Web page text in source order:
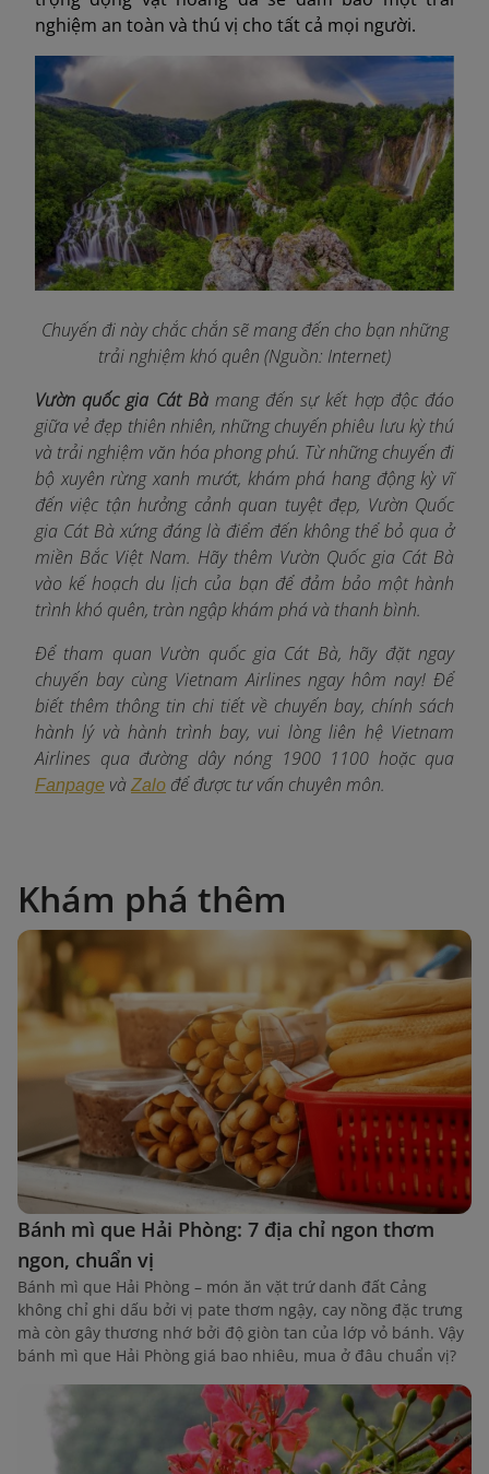
nghiệm an toàn và thú vị cho tất cả mọi người.
Chuyến đi này chắc chắn sẽ mang đến cho bạn những
trải nghiệm khó quên (Nguồn: Internet)
Vườn quốc gia Cát Bàmang đến sự kết hợp độc đáo
giữa vẻ đẹp thiên nhiên, những chuyến phiêu lưu kỳ thú
và trải nghiệm văn hóa phong phú. Từ những chuyến đi
bộ xuyên rừng xanh mướt, khám phá hang động kỳ vĩ
đến việc tận hưởng cảnh quan tuyệt đẹp, Vườn Quốc
gia Cát Bà xứng đáng là điểm đến không thể bỏ qua ở
miền Bắc Việt Nam. Hãy thêm Vườn Quốc gia Cát Bà
vào kế hoạch du lịch của bạn để đảm bảo một hành
trình khó quên, tràn ngập khám phá và thanh bình.
Để tham quan Vườn quốc gia Cát Bà, hãy đặt ngay
chuyến bay cùng Vietnam Airlines ngay hôm nay! Để
biết thêm thông tin chi tiết về chuyến bay, chính sách
hành lý và hành trình bay, vui lòng liên hệ Vietnam
Airlines qua đường dây nóng 1900 1100 hoặc qua
Fanpage và Zalo để được tư vấn chuyên môn.
Khám phá thêm
Bánh mì que Hải Phòng: 7 địa chỉ ngon thơm
ngon, chuẩn vị
Bánh mì que Hải Phòng – món ăn vặt trứ danh đất Cảng
không chỉ ghi dấu bởi vị pate thơm ngậy, cay nồng đặc trưng
mà còn gây thương nhớ bởi độ giòn tan của lớp vỏ bánh. Vậy
bánh mì que Hải Phòng giá bao nhiêu, mua ở đâu chuẩn vị?